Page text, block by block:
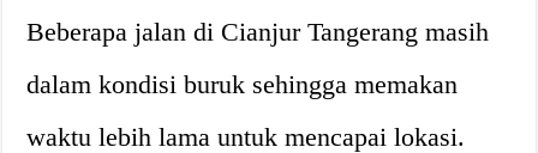
Beberapa jalan di Cianjur Tangerang masih
dalam kondisi buruk sehingga memakan
waktu lebih lama untuk mencapai lokasi.